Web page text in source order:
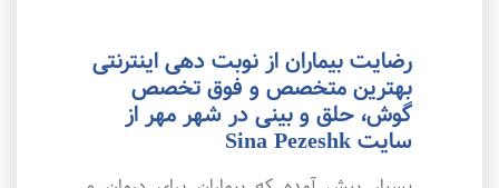
رضایت بیماران از نوبت دهی اینترنتی
بهترین متخصص و فوق تخصص
گوش، حلق و بینی در شهر مهر از
سایت Sina Pezeshk